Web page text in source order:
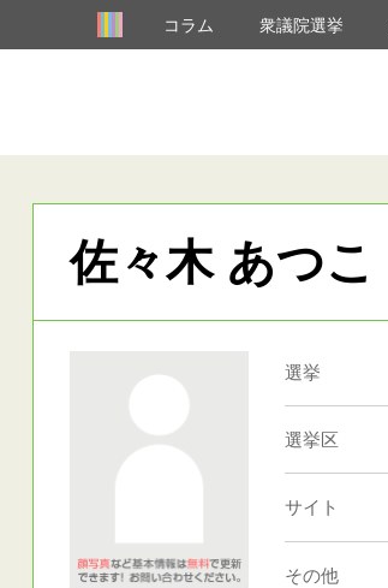
コラム 衆議院選挙
佐々木 あつこ
選挙
選挙区
サイト
その他